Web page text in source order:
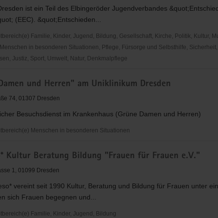
ist ein Teil des Elbingeröder Jugendverbandes
(EEC). &quot;Entschieden...
Familie, Kinder, Jugend, Bildung, Gesellschaft, Kirche, Politik, Kultur,
in besonderen Situationen, Pflege, Fürsorge und Selbsthilfe, Sicherheit,
Justiz, Sport, Umwelt, Natur, Denkmalpflege
und Herren" am Uniklinikum Dresden
74, 01307 Dresden
Besuchsdienst im Krankenhaus (Grüne Damen und Herren)
Menschen in besonderen Situationen
Kultur Beratung Bildung "Frauen für Frauen e.V."
1, 01099 Dresden
vereint seit 1990 Kultur, Beratung und Bildung für Frauen unter
sich Frauen begegnen und...
Familie, Kinder, Jugend, Bildung